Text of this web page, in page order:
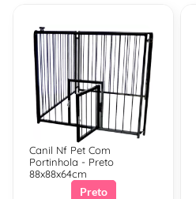
Canil Nf Pet Com
Portinhola - Preto
88x88x64cm
Preto